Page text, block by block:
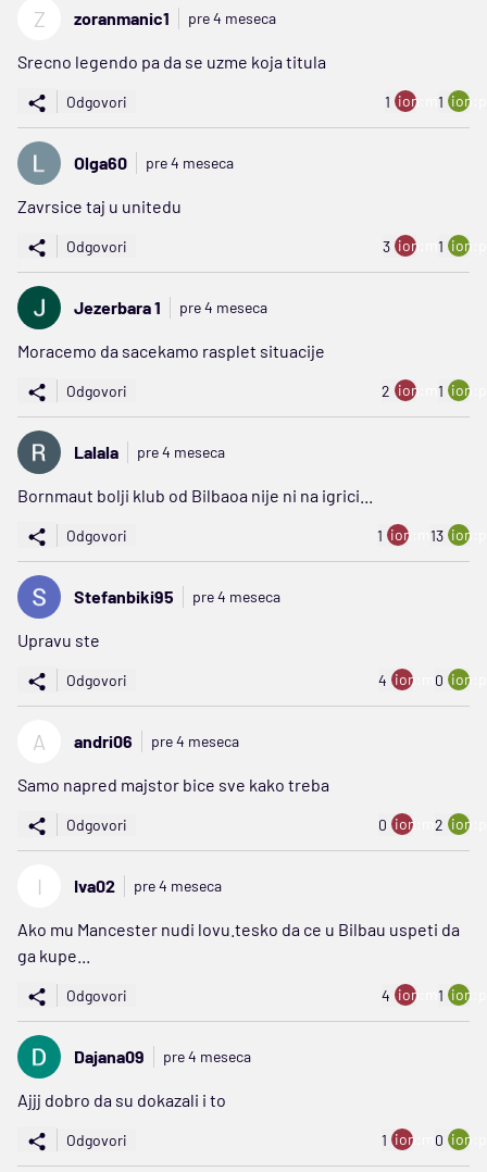
Z zoranmanic1 pre 4 meseca
Srecno legendo pa da se uzme koja titula
Odgovori 1 ion:minus
1
Olga60 pre 4 meseca
Zavrsice taj u unitedu
Odgovori 3 ion:minus
1
Jezerbara 1 pre 4 meseca
Moracemo da sacekamo rasplet situacije
Odgovori 2 ion:minus
1
Lalala pre 4 meseca
Bornmaut bolji klub od Bilbaoa nije ni na igrici...
Odgovori 1 ion:minus
13
Stefanbiki95 pre 4 meseca
Upravu ste
Odgovori 4 ion:minus
0
A andri06 pre 4 meseca
Samo napred majstor bice sve kako treba
Odgovori 0 ion:minus
2
I Iva02 pre 4 meseca
Ako mu Mancester nudi lovu.tesko da ce u Bilbau uspeti da
ga kupe...
Odgovori 4 ion:minus
1
Dajana09 pre 4 meseca
Ajjj dobro da su dokazali i to
Odgovori 1 ion:minus
0